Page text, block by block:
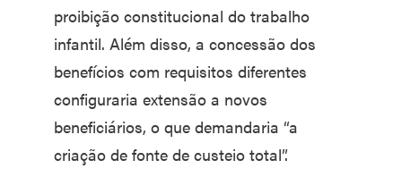
proibição constitucional do trabalho
infantil. Além disso, a concessão dos
benefícios com requisitos diferentes
configuraria extensão a novos
beneficiários, o que demandaria “a
criação de fonte de custeio total”.